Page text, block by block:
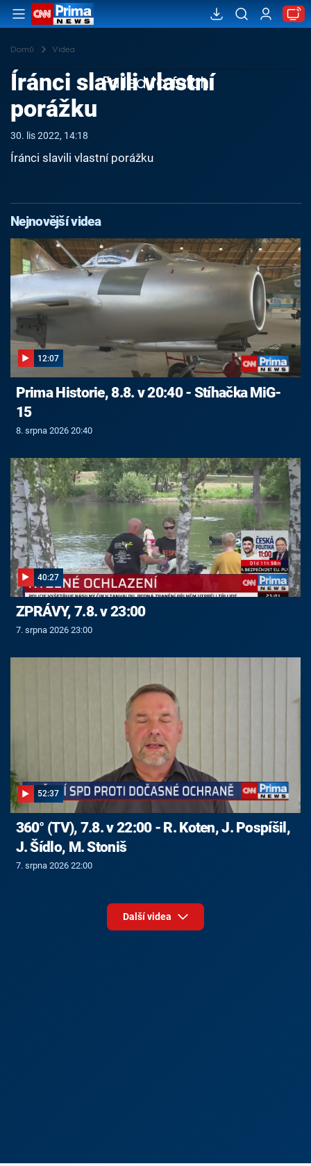
Domů Videa
Failed to fetch
Íránci slavili vlastní
porážku
30. lis 2022, 14:18
Íránci slavili vlastní porážku
Nejnovější videa
12:07
Prima Historie, 8.8. v 20:40 - Stíhačka MiG-
15
8. srpna 2026 20:40
40:27
ZPRÁVY, 7.8. v 23:00
7. srpna 2026 23:00
52:37
360° (TV), 7.8. v 22:00 - R. Koten, J. Pospíšil,
J. Šídlo, M. Stoniš
7. srpna 2026 22:00
Další videa